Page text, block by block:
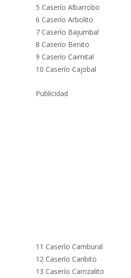
5 Caserío Albarrobo
6 Caserío Arbolito
7 Caserío Bajumbal
8 Caserío Benito
9 Caserío Caimital
10 Caserío Cajobal
Publicidad
11 Caserío Cambural
12 Caserío Caribito
13 Caserío Carrizalito